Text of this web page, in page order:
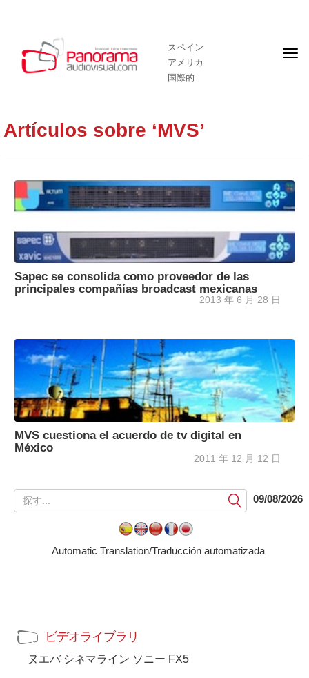
スペイン
アメリカ
国際的
フ
Artículos sobre ‘MVS’
Sapec se consolida como proveedor de las
principales compañías broadcast mexicanas
2013 年 6 月 28 日
MVS cuestiona el acuerdo de tv digital en
México
2011 年 12 月 12 日
提
出
09/08/2026
Automatic Translation/Traducción automatizada
ビデオライブラリ
ヌエバ シネマライン ソニー FX5